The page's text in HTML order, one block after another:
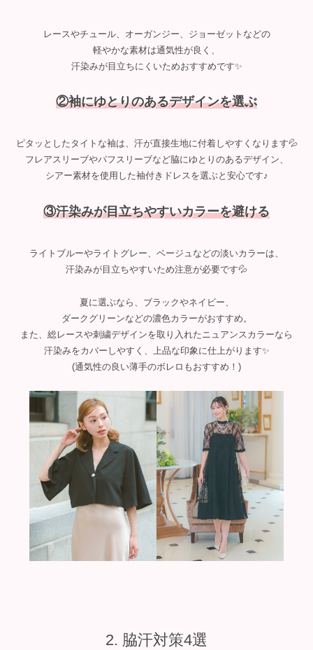
レースやチュール、オーガンジー、ジョーゼットなどの
軽やかな素材は通気性が良く、
汗染みが目立ちにくいためおすすめです✨
②袖にゆとりのあるデザインを選ぶ
ピタッとしたタイトな袖は、汗が直接生地に付着しやすくなります💦
フレアスリーブやパフスリーブなど脇にゆとりのあるデザイン、
シアー素材を使用した袖付きドレスを選ぶと安心です♪
③汗染みが目立ちやすいカラーを避ける
ライトブルーやライトグレー、ベージュなどの淡いカラーは、
汗染みが目立ちやすいため注意が必要です💦
夏に選ぶなら、ブラックやネイビー、
ダークグリーンなどの濃色カラーがおすすめ。
また、総レースや刺繍デザインを取り入れたニュアンスカラーなら
汗染みをカバーしやすく、上品な印象に仕上がります✨
(通気性の良い薄手のボレロもおすすめ！)
脇汗対策4選